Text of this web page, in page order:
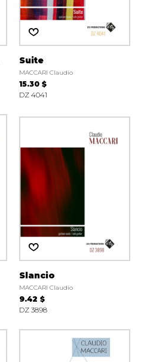
Suite
MACCARI Claudio
15.30 $
DZ 4041
Slancio
MACCARI Claudio
9.42 $
DZ 3898